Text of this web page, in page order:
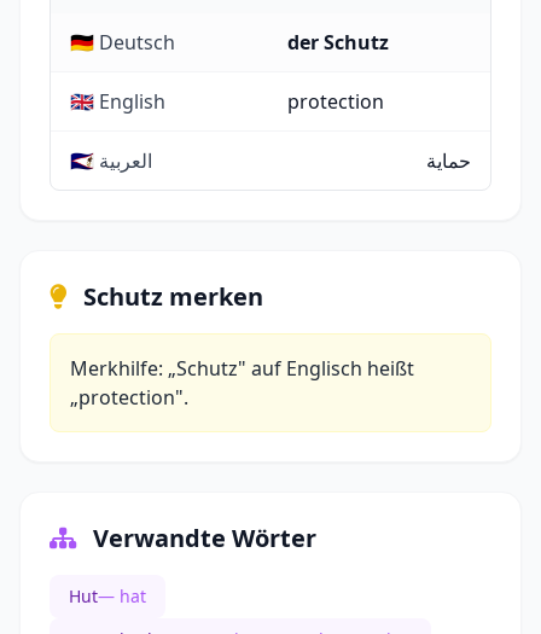
🇩🇪 Deutsch der Schutz
🇬🇧 English protection
🇸🇦 العربية حماية
Schutz merken
Merkhilfe: „Schutz" auf Englisch heißt
„protection".
Verwandte Wörter
Hut— hat